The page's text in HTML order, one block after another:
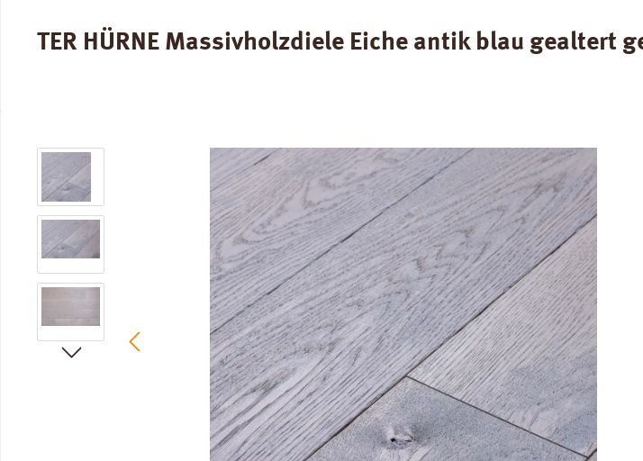
TER HÜRNE Massivholzdiele Eiche antik blau gealtert
Bildergalerie überspringen